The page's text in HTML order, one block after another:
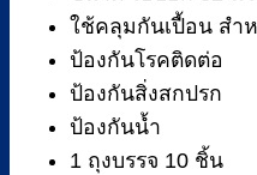
ใช้คลุมกันเปื้อน สำ
ป้องกันโรคติดต่อ
ป้องกันสิ่งสกปรก
ป้องกันน้ำ
1 ถุงบรรจ 10 ชิ้น